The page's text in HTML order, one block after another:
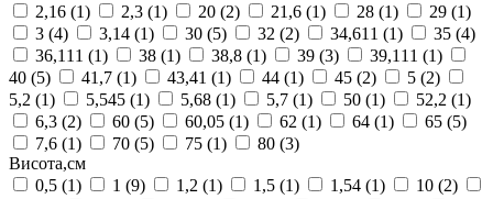
2,16 (1) 2,3 (1) 20 (2) 21,6 (1) 28 (1) 29 (1)
3 (4) 3,14 (1) 30 (5) 32 (2) 34,611 (1) 35 (4)
36,111 (1) 38 (1) 38,8 (1) 39 (3) 39,111 (1)
40 (5) 41,7 (1) 43,41 (1) 44 (1) 45 (2) 5 (2)
5,2 (1) 5,545 (1) 5,68 (1) 5,7 (1) 50 (1) 52,2 (1)
6,3 (2) 60 (5) 60,05 (1) 62 (1) 64 (1) 65 (5)
7,6 (1) 70 (5) 75 (1) 80 (3)
Висота,см
0,5 (1) 1 (9) 1,2 (1) 1,5 (1) 1,54 (1) 10 (2)